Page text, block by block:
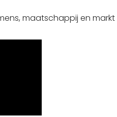
maatschappij en markt